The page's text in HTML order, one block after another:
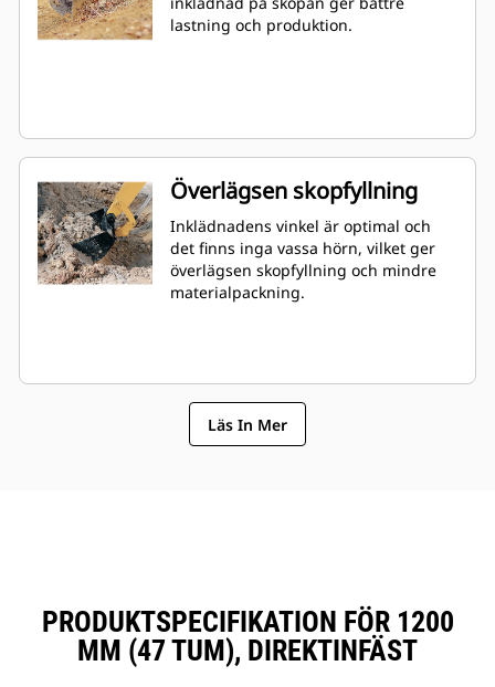
lastning och produktion.
Överlägsen skopfyllning
Inklädnadens vinkel är optimal och
det finns inga vassa hörn, vilket ger
överlägsen skopfyllning och mindre
materialpackning.
Läs In Mer
PRODUKTSPECIFIKATION FÖR 1200
MM (47 TUM), DIREKTINFÄST